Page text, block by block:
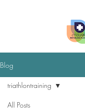
Blog
All Posts
triathlontraining